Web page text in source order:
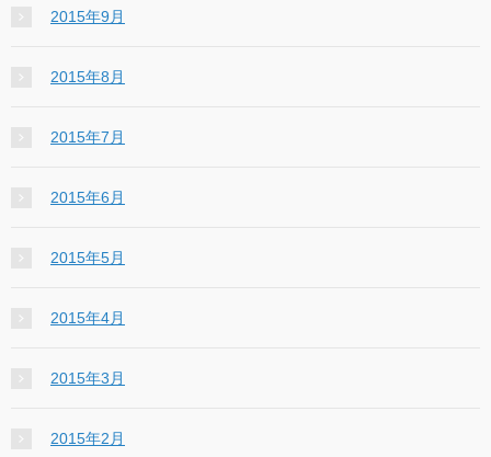
2015年9月
2015年8月
2015年7月
2015年6月
2015年5月
2015年4月
2015年3月
2015年2月